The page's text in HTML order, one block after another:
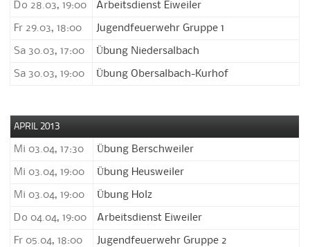
Do 28.03, 19:00 Arbeitsdienst Eiweiler
Fr 29.03, 18:00 Jugendfeuerwehr Gruppe 1
Sa 30.03, 17:00 Übung Niedersalbach
Sa 30.03, 19:00 Übung Obersalbach-Kurhof
APRIL 2013
Mi 03.04, 17:30 Übung Berschweiler
Mi 03.04, 19:00 Übung Heusweiler
Mi 03.04, 19:00 Übung Holz
Do 04.04, 19:00 Arbeitsdienst Eiweiler
Fr 05.04, 18:00 Jugendfeuerwehr Gruppe 2